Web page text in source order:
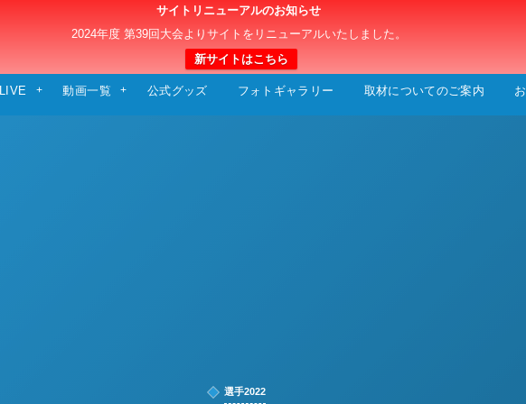
サイトリニューアルのお知らせ
2024年度 第39回大会よりサイトをリニューアルいたしました。
新サイトはこちら
日本クラブユースサッカー選手権（U-15）大会
LIVE 動画一覧 公式グッズ フォトギャラリー 取材についてのご案内
選手2022